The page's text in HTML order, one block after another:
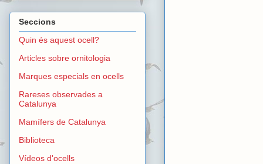
Seccions
Quin és aquest ocell?
Articles sobre ornitologia
Marques especials en ocells
Rareses observades a
Catalunya
Mamífers de Catalunya
Biblioteca
Vídeos d'ocells